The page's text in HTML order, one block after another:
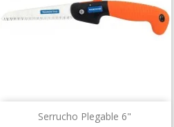
Serrucho Plegable 6"
Vista rápida